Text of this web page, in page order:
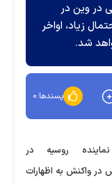
در وین در
زیاد، اواخر
شد.
پسندها:۰
نماینده روسیه در
در واکنش به اظهارات